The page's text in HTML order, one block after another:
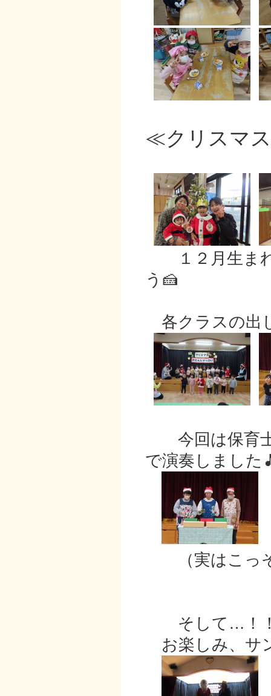
≪クリスマ
１２月生まれ
う🍰
各クラスの出
今回は保育士
で演奏しました
（実はこっそ
そして…！
お楽しみ、サ